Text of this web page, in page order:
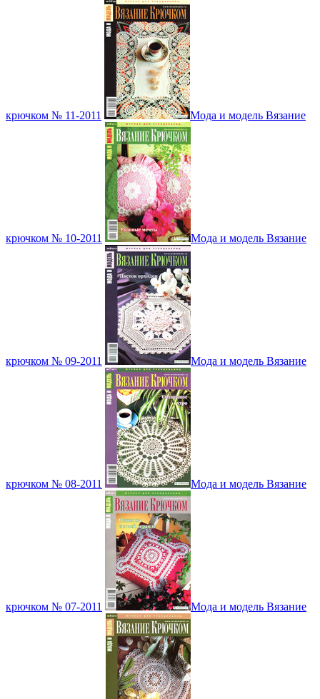
крючком № 11-2011 Мода и модель Вязание
крючком № 10-2011 Мода и модель Вязание
крючком № 09-2011 Мода и модель Вязание
крючком № 08-2011 Мода и модель Вязание
крючком № 07-2011 Мода и модель Вязание